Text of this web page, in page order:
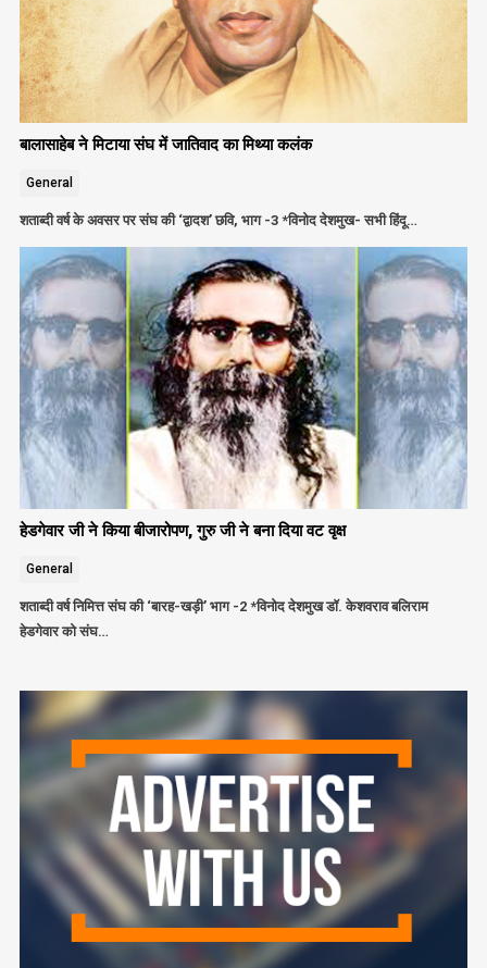
बालासाहेब ने मिटाया संघ में जातिवाद का मिथ्या कलंक
General
शताब्दी वर्ष के अवसर पर संघ की ‘द्वादश’ छवि, भाग -3 *विनोद देशमुख- सभी हिंदू…
हेडगेवार जी ने किया बीजारोपण, गुरु जी ने बना दिया वट वृक्ष
General
शताब्दी वर्ष निमित्त संघ की ‘बारह-खड़ी’ भाग -2 *विनोद देशमुख डॉ. केशवराव बलिराम
हेडगेवार को संघ…